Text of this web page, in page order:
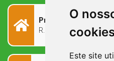
O
Este site
Prefeitura Municipal
R. Rivadávia Corrêa,